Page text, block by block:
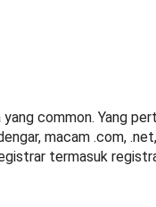
common. Yang
macam .com,
termasuk